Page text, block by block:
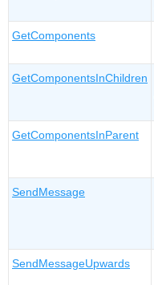
GetComponents
GetComponentsInChildren
GetComponentsInParent
SendMessage
SendMessageUpwards